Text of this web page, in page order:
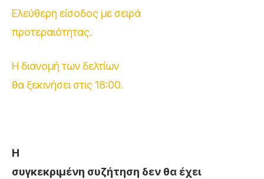
Ελεύθερη είσοδος με σειρά
προτεραιότητας.
Η διανομή των δελτίων
θα ξεκινήσει στις 18:00.
Η
συγκεκριμένη συζήτηση δεν θα έχει